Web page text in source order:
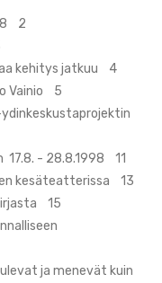
2
kehitys jatkuu 4
Vainio 5
17.8. - 28.8.1998 11
kesäteatterissa 13
15
ja menevät kuin